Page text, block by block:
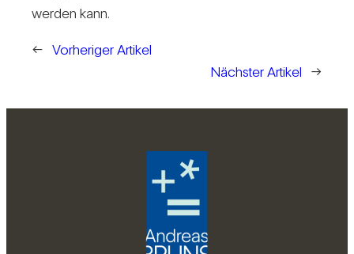
werden kann.
← Vorheriger Artikel
Nächster Artikel
→